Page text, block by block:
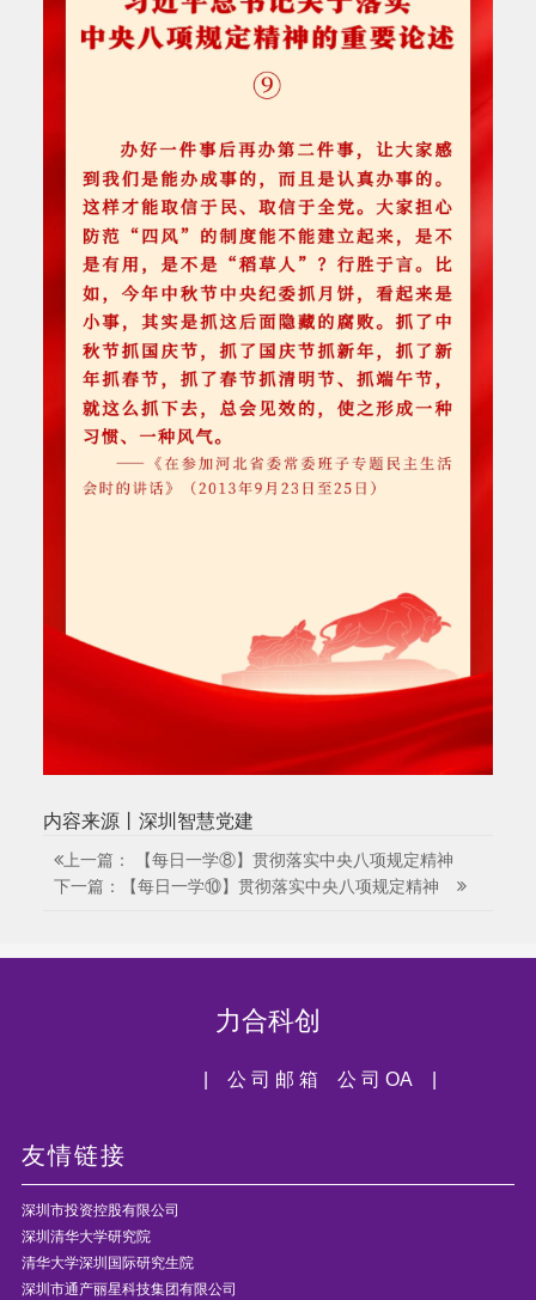
内容来源丨深圳智慧党建
上一篇： 【每日一学⑧】贯彻落实中央八项规定精神
下一篇：【每日一学⑩】贯彻落实中央八项规定精神
力合科创
公 司 OA |
| 公 司 邮 箱
友情链接
深圳市投资控股有限公司
深圳清华大学研究院
清华大学深圳国际研究生院
深圳市通产丽星科技集团有限公司